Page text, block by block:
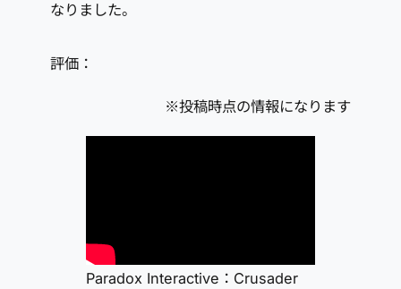
なりました。
評価：
※投稿時点の情報になります
Paradox Interactive：Crusader